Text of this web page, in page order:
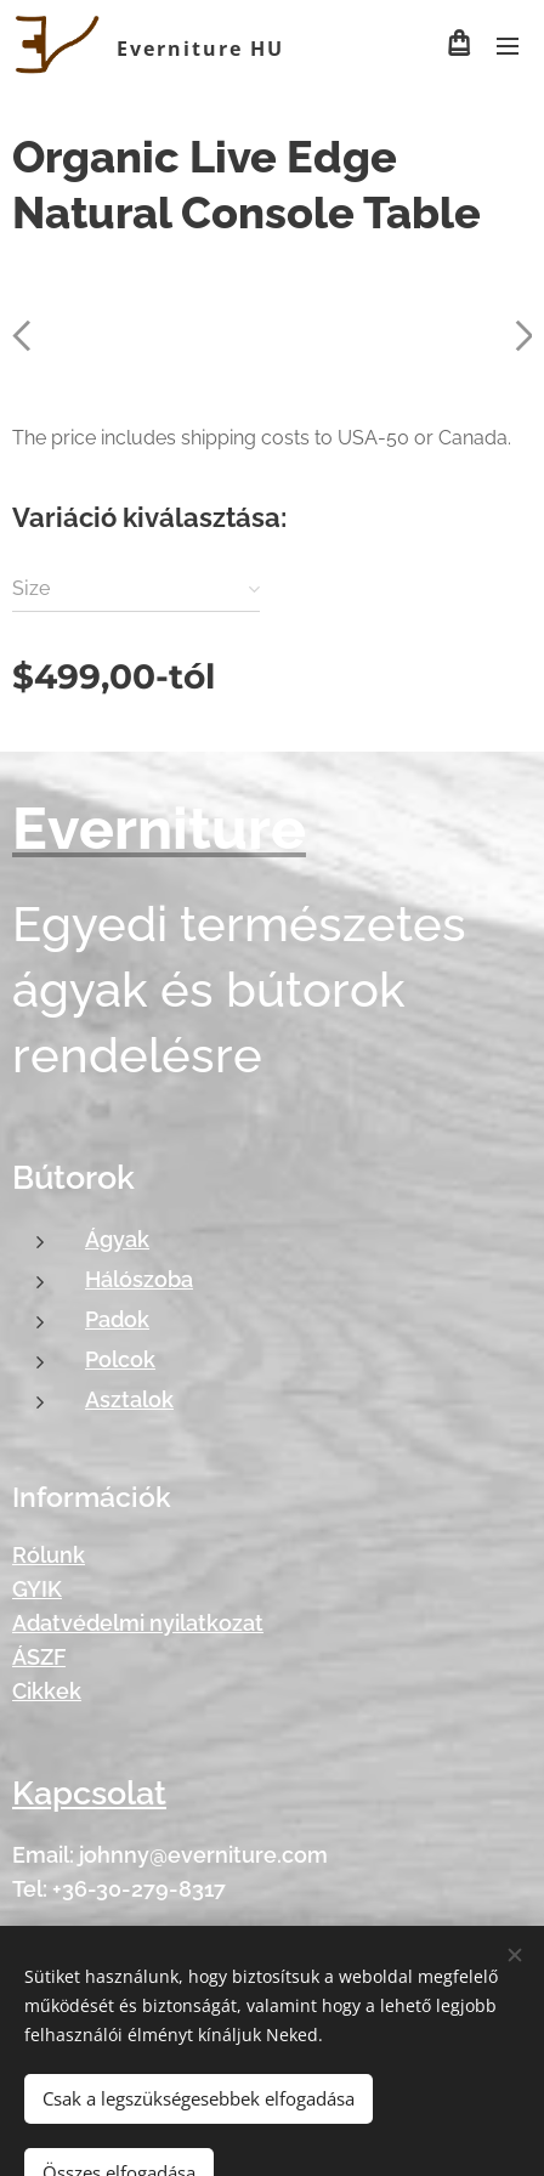
Everniture HU
Organic Live Edge
Natural Console Table
The price includes shipping costs to USA-50 or Canada.
Variáció kiválasztása:
Size
$499,00-tól
Everniture
Egyedi természetes
ágyak és bútorok
rendelésre
Bútorok
Ágyak
Hálószoba
Padok
Polcok
Asztalok
Információk
Rólunk
GYIK
Adatvédelmi nyilatkozat
ÁSZF
Cikkek
Kapcsolat
Email: johnny@everniture.com
Tel: +36-30-279-8317
Minden jog fenntartva - © 2020 Everniture Sütik
Nyelvek
Sütiket használunk, hogy biztosítsuk a weboldal megfelelő
működését és biztonságát, valamint hogy a lehető legjobb
felhasználói élményt kínáljuk Neked.
Csak a legszükségesebbek elfogadása